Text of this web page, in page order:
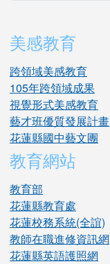
美感教育
跨領域美感教育
105年跨領域成果
視覺形式美感教育
藝才班優質發展計畫
花蓮縣國中藝文團
教育網站
教育部
花蓮縣教育處
花蓮校務系統(全誼)
教師在職進修資訊網
花蓮縣英語護照網